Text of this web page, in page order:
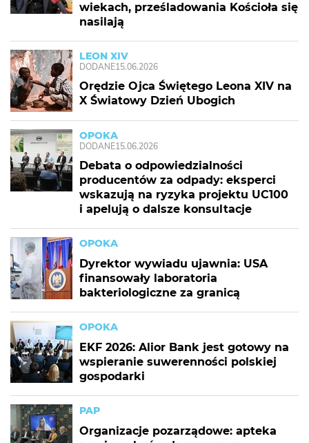
wiekach, prześladowania Kościoła się
nasilają
LEON XIV
DODANE15.06.2026
Orędzie Ojca Świętego Leona XIV na
X Światowy Dzień Ubogich
OPOKA
DODANE15.06.2026
Debata o odpowiedzialności
producentów za odpady: eksperci
wskazują na ryzyka projektu UC100
i apelują o dalsze konsultacje
OPOKA
Dyrektor wywiadu ujawnia: USA
finansowały laboratoria
bakteriologiczne za granicą
OPOKA
EKF 2026: Alior Bank jest gotowy na
wspieranie suwerenności polskiej
gospodarki
PAP
Organizacje pozarządowe: apteka